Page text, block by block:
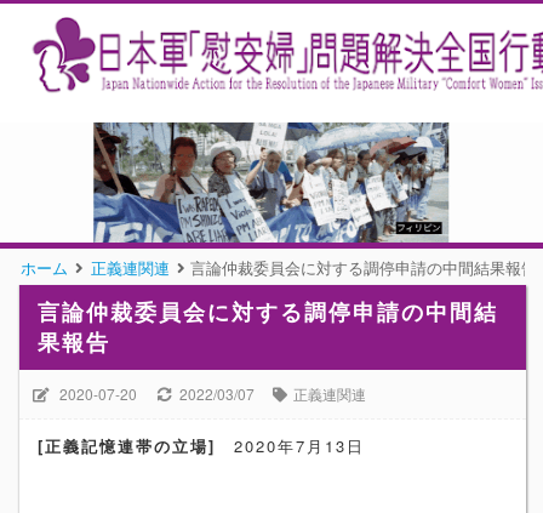
ホーム 正義連関連 言論仲裁委員会に対する調停申請の中間結果報告
言論仲裁委員会に対する調停申請の中間結
果報告
2020-07-20 2022/03/07 正義連関連
[正義記憶連帯の立場] 2020年7 月 13 日